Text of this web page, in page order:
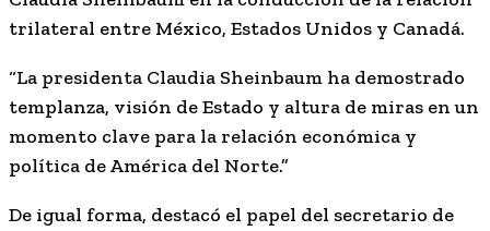
trilateral entre México, Estados Unidos y Canadá.
“La presidenta Claudia Sheinbaum ha demostrado
templanza, visión de Estado y altura de miras en un
momento clave para la relación económica y
política de América del Norte.”
De igual forma, destacó el papel del secretario de